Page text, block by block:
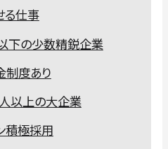
る仕事
下の少数精鋭企業
制度あり
以上の大企業
積極採用